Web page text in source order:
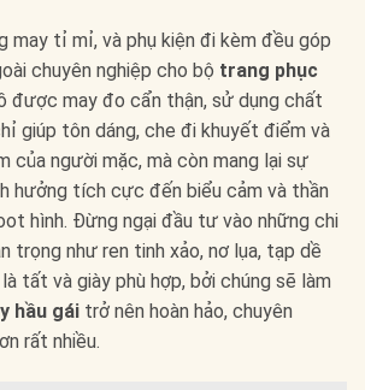
may tỉ mỉ, và phụ kiện đi kèm đều góp
chuyên nghiệp cho bộ trang phục
được may đo cẩn thận, sử dụng chất
giúp tôn dáng, che đi khuyết điểm và
của người mặc, mà còn mang lại sự
hưởng tích cực đến biểu cảm và thần
hình. Đừng ngại đầu tư vào những chi
trọng như ren tinh xảo, nơ lụa, tạp dề
tất và giày phù hợp, bởi chúng sẽ làm
hầu gái trở nên hoàn hảo, chuyên
rất nhiều.